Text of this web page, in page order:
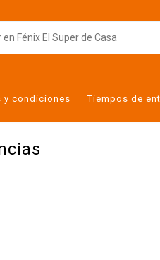
y condiciones Tiempos de